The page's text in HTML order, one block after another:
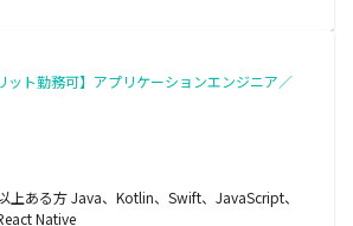
ット勤務可】アプリケーションエンジニア／
上ある方 Java、Kotlin、Swift、JavaScript、
Native